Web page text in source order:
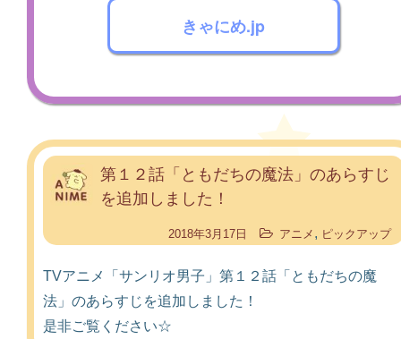
きゃにめ.jp
第１２話「ともだちの魔法」のあらすじ
を追加しました！
2018年3月17日 アニメ , ピックアップ
TVアニメ「サンリオ男子」第１２話「ともだちの魔
法」のあらすじを追加しました！
是非ご覧ください☆